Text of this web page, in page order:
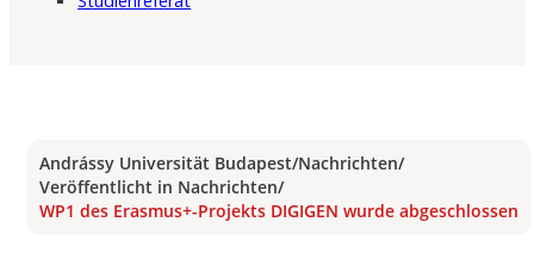
Andrássy Universität Budapest/Nachrichten/
Veröffentlicht in Nachrichten/
WP1 des Erasmus+-Projekts DIGIGEN wurde abgeschlossen